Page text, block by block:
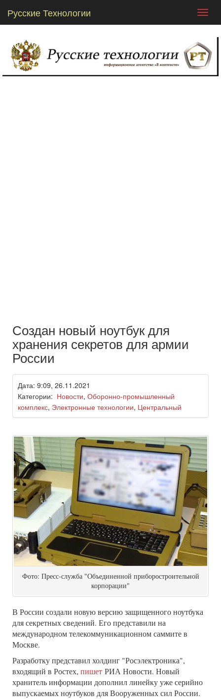
Русские Технологии
Создан новый ноутбук для
хранения секретов для армии
России
Дата: 9:09, 26.11.2021
Категории: Новости, Оборонно-промышленный
комплекс, Электронные технологии, Центральный
Фото: Пресс-служба "Объединенной приборостроительной
корпорации"
В России создали новую версию защищенного ноутбука
для секретных сведений. Его представили на
международном телекоммуникационном саммите в
Москве.
Разработку представил холдинг "Росэлектроника",
входящий в Ростех, пишет РИА Новости. Новый
хранитель информации дополнил линейку уже серийно
выпускаемых ноутбуков для Вооруженных сил России.